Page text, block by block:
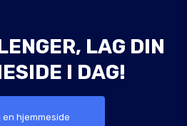
LAG DIN
I DAG!
en hjemmeside